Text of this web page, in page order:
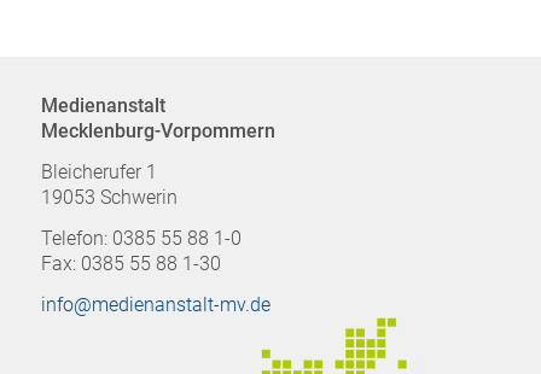
Medienanstalt
Mecklenburg-Vorpommern
Bleicherufer 1
19053 Schwerin
Telefon: 0385 55 88 1-0
Fax: 0385 55 88 1-30
info@medienanstalt-mv.de